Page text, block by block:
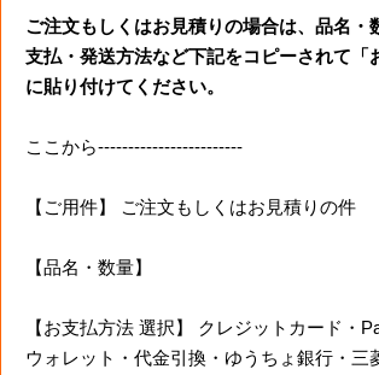
ご注文もしくはお見積りの場合は、品名・
支払・発送方法など下記をコピーされて「
に貼り付けてください。
ここから------------------------
【ご用件】 ご注文もしくはお見積りの件
【品名・数量】
【お支払方法 選択】 クレジットカード・
ウォレット・代金引換・ゆうちょ銀行・三